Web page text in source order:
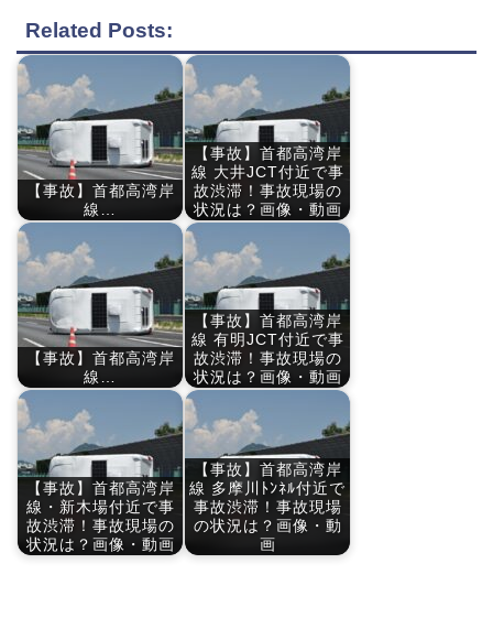
Related Posts:
【事故】首都高湾岸
線…
【事故】首都高湾岸
線 大井JCT付近で事
故渋滞！事故現場の
状況は？画像・動画
【事故】首都高湾岸
線…
【事故】首都高湾岸
線 有明JCT付近で事
故渋滞！事故現場の
状況は？画像・動画
【事故】首都高湾岸
線・新木場付近で事
故渋滞！事故現場の
状況は？画像・動画
【事故】首都高湾岸
線 多摩川ﾄﾝﾈﾙ付近で
事故渋滞！事故現場
の状況は？画像・動
画